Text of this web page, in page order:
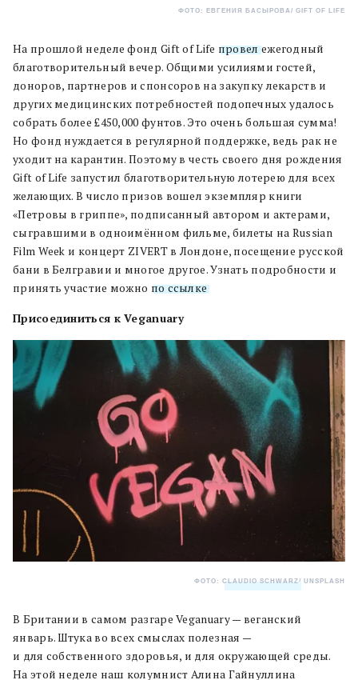
ФОТО: ЕВГЕНИЯ БАСЫРОВА/ GIFT OF LIFE
На прошлой неделе фонд Gift of Life провележегодный
благотворительный вечер. Общими усилиями гостей,
доноров, партнеров и спонсоров на закупку лекарств и
других медицинских потребностей подопечных удалось
собрать более £450,000 фунтов. Это очень большая сумма!
Но фонд нуждается в регулярной поддержке, ведь рак не
уходит на карантин. Поэтому в честь своего дня рождения
Gift of Life запустил благотворительную лотерею для всех
желающих. В число призов вошел экземпляр книги
«Петровы в гриппе», подписанный автором и актерами,
сыгравшими в одноимённом фильме, билеты на Russian
Film Week и концерт ZIVERT в Лондоне, посещение русской
бани в Белгравии и многое другое. Узнать подробности и
принять участие можно по ссылке.
Присоединиться к Veganuary
ФОТО: CLAUDIO SCHWARZ/ UNSPLASH
В Британии в самом разгаре Veganuary — веганский
январь. Штука во всех смыслах полезная —
и для собственного здоровья, и для окружающей среды.
На этой неделе наш колумнист Алина Гайнуллина